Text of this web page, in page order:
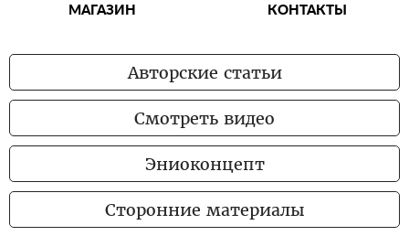
МАГАЗИН
КОНТАКТЫ
Авторские статьи
Смотреть видео
Эниоконцепт
Сторонние материалы